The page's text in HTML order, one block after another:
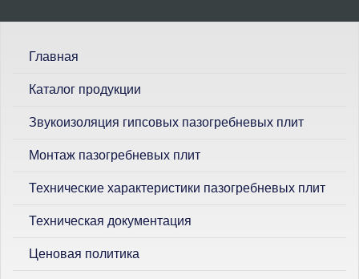
Главная
Каталог продукции
Звукоизоляция гипсовых пазогребневых плит
Монтаж пазогребневых плит
Технические характеристики пазогребневых плит
Техническая документация
Ценовая политика